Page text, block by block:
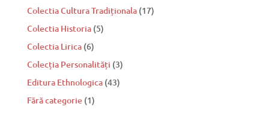
Colectia Cultura Tradiționala (17)
Colectia Historia (5)
Colectia Lirica (6)
Colecția Personalități (3)
Editura Ethnologica (43)
Fără categorie (1)